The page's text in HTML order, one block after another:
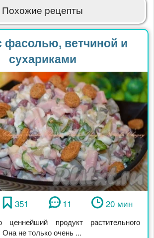
Похожие рецепты
фасолью, ветчиной и
сухариками
351 11 20 мин
продукт растительного
не только очень ...